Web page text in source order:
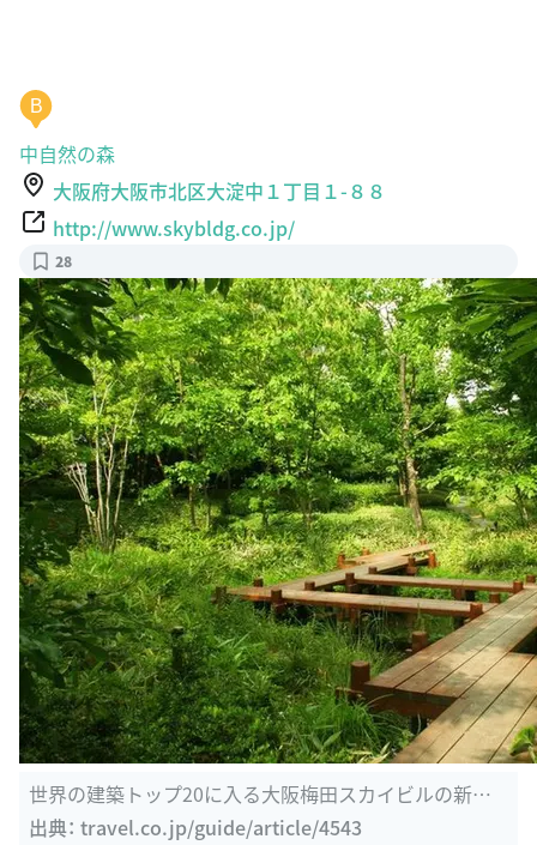
B
中自然の森
大阪府大阪市北区大淀中１丁目１-８８
http://www.skybldg.co.jp/
28
世界の建築トップ20に入る大阪梅田スカイビルの新た
な魅力発見 ...
出典： travel.co.jp/guide/article/4543